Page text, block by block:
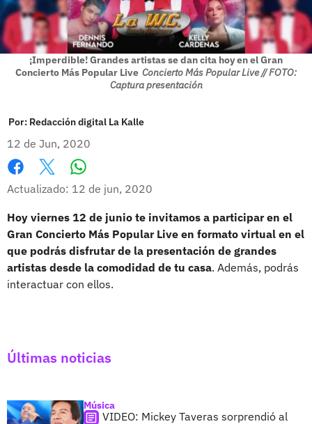
¡Imperdible! Grandes artistas se dan cita hoy en el Gran
Concierto Más Popular Live Concierto Más Popular Live // FOTO:
Captura presentación
Por: Redacción digital La Kalle
12 de Jun, 2020
Facebook
X
Actualizado: 12 de jun, 2020
Hoy viernes 12 de junio te invitamos a participar en el
Gran Concierto Más Popular Live en formato virtual en el
que podrás disfrutar de la presentación de grandes
artistas desde la comodidad de tu casa. Además, podrás
interactuar con ellos.
Últimas noticias
Música
VIDEO: Mickey Taveras sorprendió al